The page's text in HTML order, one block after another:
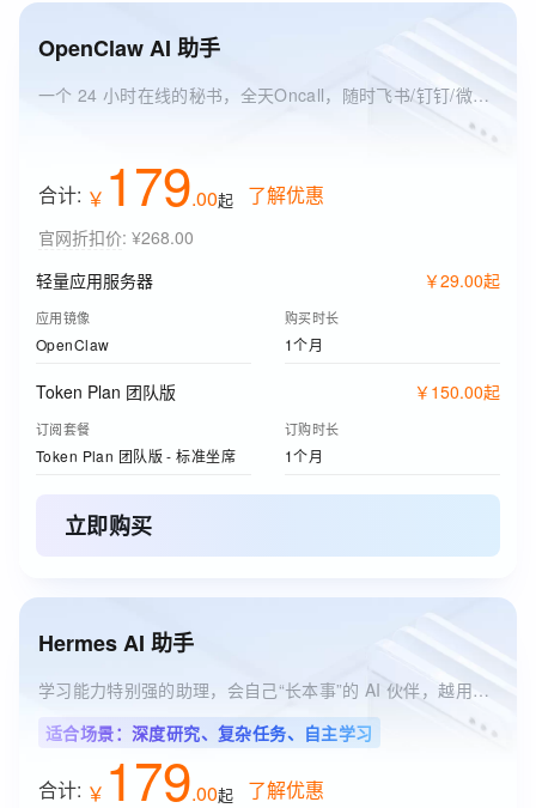
OpenClaw AI 助手
一个 24 小时在线的秘书，全天Oncall，随时飞书/钉钉/微信/QQ 找它
合计: ￥ 179.00起 了解优惠
官网折扣价: ¥268.00
轻量应用服务器
￥29.00起
应用镜像
OpenClaw
购买时长
1个月
Token Plan 团队版 ￥ 150.00起
订阅套餐
Token Plan 团队版 - 标准坐席
订购时长
1个月
立即购买
Hermes AI 助手
学习能力特别强的助理，会自己“长本事”的 AI 伙伴，越用越懂你
适合场景：深度研究、复杂任务、自主学习
合计: ￥ 179.00起 了解优惠